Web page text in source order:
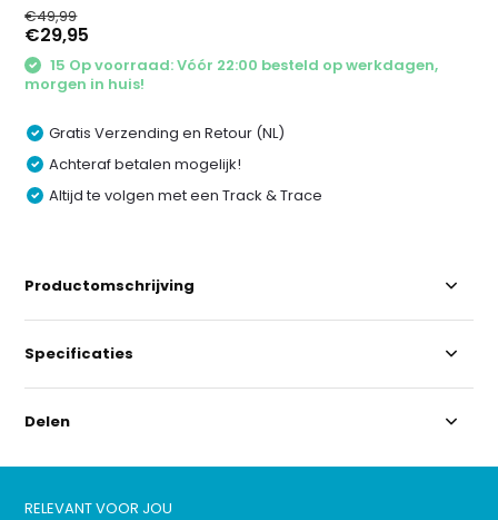
€49,99
€29,95
15 Op voorraad: Vóór 22:00 besteld op werkdagen,
morgen in huis!
Gratis Verzending en Retour (NL)
Achteraf betalen mogelijk!
Altijd te volgen met een Track & Trace
Productomschrijving
Specificaties
Delen
RELEVANT VOOR JOU